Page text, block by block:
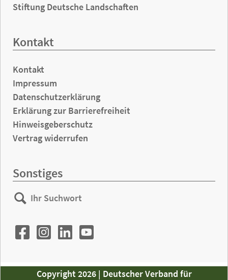
Stiftung Deutsche Landschaften
Kontakt
Kontakt
Impressum
Datenschutzerklärung
Erklärung zur Barrierefreiheit
Hinweisgeberschutz
Vertrag widerrufen
Sonstiges
Ihr
Suchwort
Suchen
Copyright 2026 | Deutscher Verband für